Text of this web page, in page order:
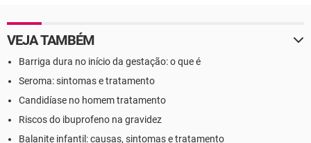
VEJA TAMBÉM
Barriga dura no início da gestação: o que é
Seroma: sintomas e tratamento
Candidíase no homem tratamento
Riscos do ibuprofeno na gravidez
Balanite infantil: causas, sintomas e tratamento